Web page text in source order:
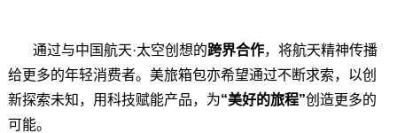
通过与中国航天·太空创想的跨界合作，将航天精神传播
给更多的年轻消费者。美旅箱包亦希望通过不断求索，以创
新探索未知，用科技赋能产品，为“美好的旅程”创造更多的
可能。